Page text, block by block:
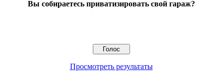
Вы собираетесь приватизировать свой гараж?
Просмотреть результаты